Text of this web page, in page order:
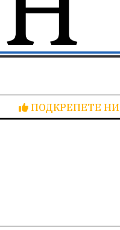
ПОДКРЕПЕТЕ НИ